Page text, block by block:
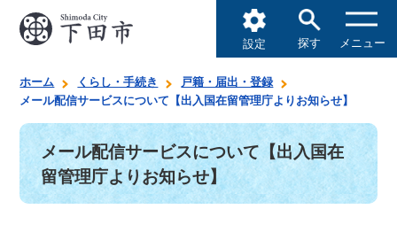
設定 探す メニュー
ホーム くらし・手続き
戸籍・届出・登録
メール配信サービスについて【出入国在留管理庁よりお知らせ】
メール配信サービスについて【出入国在
留管理庁よりお知らせ】